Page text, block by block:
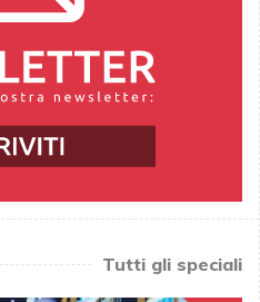
Tutti gli speciali